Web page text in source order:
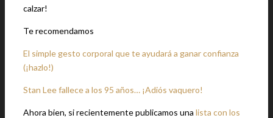
calzar!
Te recomendamos
El simple gesto corporal que te ayudará a ganar confianza
(¡hazlo!)
Stan Lee fallece a los 95 años… ¡Adiós vaquero!
Ahora bien, si recientemente publicamos una lista con los